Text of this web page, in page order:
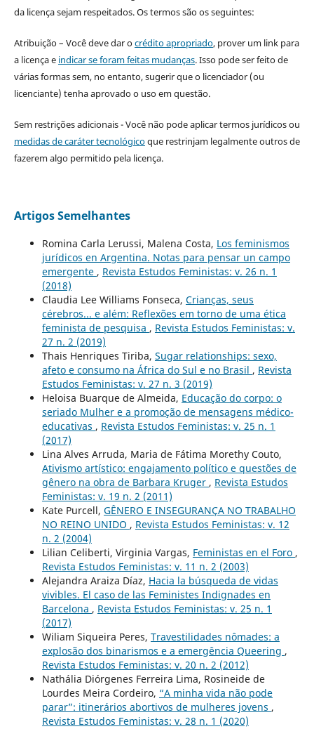
da licença sejam respeitados. Os termos são os seguintes:
Atribuição – Você deve dar ocrédito apropriado, prover um link para
a licença e indicar se foram feitas mudanças. Isso pode ser feito de
várias formas sem, no entanto, sugerir que o licenciador (ou
licenciante) tenha aprovado o uso em questão.
Sem restrições adicionais - Você não pode aplicar termos jurídicos ou
medidas de caráter tecnológicoque restrinjam legalmente outros de
fazerem algo permitido pela licença.
Artigos Semelhantes
Romina Carla Lerussi, Malena Costa, Los feminismos
jurídicos en Argentina. Notas para pensar un campo
emergente , Revista Estudos Feministas: v. 26 n. 1
(2018)
Claudia Lee Williams Fonseca, Crianças, seus
cérebros... e além: Reflexões em torno de uma ética
feminista de pesquisa , Revista Estudos Feministas: v.
27 n. 2 (2019)
Thais Henriques Tiriba, Sugar relationships: sexo,
afeto e consumo na África do Sul e no Brasil , Revista
Estudos Feministas: v. 27 n. 3 (2019)
Heloisa Buarque de Almeida, Educação do corpo: o
seriado Mulher e a promoção de mensagens médico-
educativas , Revista Estudos Feministas: v. 25 n. 1
(2017)
Lina Alves Arruda, Maria de Fátima Morethy Couto,
Ativismo artístico: engajamento político e questões de
gênero na obra de Barbara Kruger , Revista Estudos
Feministas: v. 19 n. 2 (2011)
Kate Purcell, GÊNERO E INSEGURANÇA NO TRABALHO
NO REINO UNIDO , Revista Estudos Feministas: v. 12
n. 2 (2004)
Lilian Celiberti, Virginia Vargas, Feministas en el Foro ,
Revista Estudos Feministas: v. 11 n. 2 (2003)
Alejandra Araiza Díaz, Hacia la búsqueda de vidas
vivibles. El caso de las Feministes Indignades en
Barcelona , Revista Estudos Feministas: v. 25 n. 1
(2017)
Wiliam Siqueira Peres, Travestilidades nômades: a
explosão dos binarismos e a emergência Queering ,
Revista Estudos Feministas: v. 20 n. 2 (2012)
Nathália Diórgenes Ferreira Lima, Rosineide de
Lourdes Meira Cordeiro, “A minha vida não pode
parar”: itinerários abortivos de mulheres jovens ,
Revista Estudos Feministas: v. 28 n. 1 (2020)